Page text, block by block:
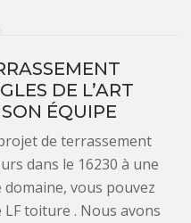
DE L’ART
ÉQUIPE
de terrassement
dans le 16230 à une
vous pouvez
toiture . Nous avons